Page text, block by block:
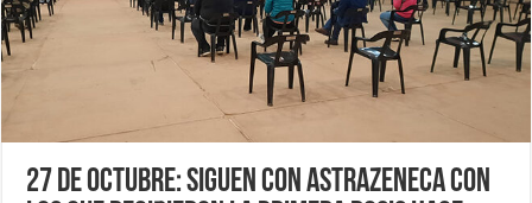
27 de octubre: siguen con AstraZeneca con